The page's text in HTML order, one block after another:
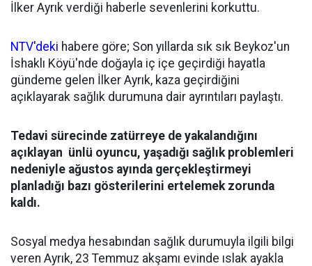
İlker Ayrık verdiği haberle sevenlerini korkuttu.
NTV'deki habere göre; Son yıllarda sık sık Beykoz'un
İshaklı Köyü'nde doğayla iç içe geçirdiği hayatla
gündeme gelen İlker Ayrık, kaza geçirdiğini
açıklayarak sağlık durumuna dair ayrıntıları paylaştı.
Tedavi sürecinde zatürreye de yakalandığını
açıklayan ünlü oyuncu, yaşadığı sağlık problemleri
nedeniyle ağustos ayında gerçekleştirmeyi
planladığı bazı gösterilerini ertelemek zorunda
kaldı.
Sosyal medya hesabından sağlık durumuyla ilgili bilgi
veren Ayrık, 23 Temmuz akşamı evinde ıslak ayakla